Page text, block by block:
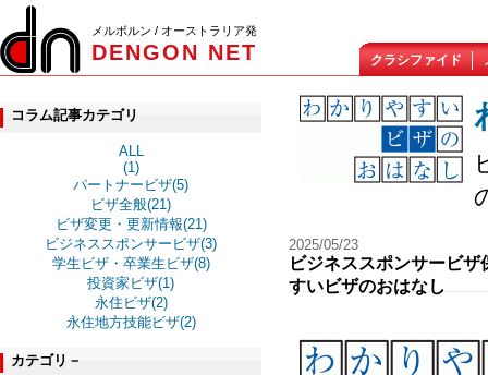
メルボルン / オーストラリア発
DENGON NET クラシファイド
コラム記事カテゴリ
ALL
(1)
パートナービザ(5)
ビザ全般(21)
ビザ変更・更新情報(21)
ビジネススポンサービザ(3)
学生ビザ・卒業生ビザ(8)
投資家ビザ(1)
永住ビザ(2)
永住地方技能ビザ(2)
カテゴリ－
2025/05/23
ビジネススポンサービ
すいビザのおはなし